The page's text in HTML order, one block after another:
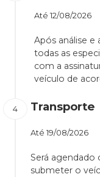
Até 12/08/2026
Após análise e
todas as
com a
veículo de
Transporte
Até 19/08/2026
Será agendado
submeter o